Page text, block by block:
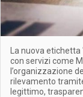
La nuova
con servizi come
l’organizzazione
rilevamento
legittimo,